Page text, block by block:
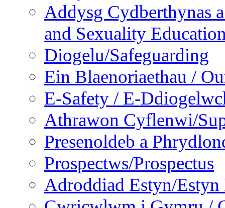
Addysg Cydberthynas
and Sexuality
Diogelu/Safeguarding
Ein Blaenoriaethau /
E-Safety / E-
Athrawon Cyflenwi/
Presenoldeb a
Prospectws/Prospectus
Adroddiad Estyn/Estyn